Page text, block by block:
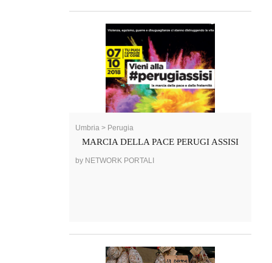
Umbria > Perugia
MARCIA DELLA PACE PERUGI ASSISI
by NETWORK PORTALI